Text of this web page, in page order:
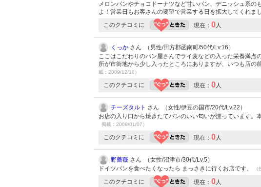
メロンパンやチョコドーナツなど甘いパン、デニッシュ系
よ！営業日もお客さんの要望で営業する日を拡大してくれま
このクチコミに 現在： 0人
くっか さん （男性/田方郡函南町/50代/Lv.16）
ここはこだわりのパン屋さんでライ麦などの入った栄養満
所が市街地から少し入ったところにありますが、いつも店の
載：2009/12/10）
このクチコミに 現在： 0人
チーズタルト さん （女性/伊豆の国市/20代/Lv.22）
お店の入り口から焼きたてパンのいい匂いが漂っています。
掲載：2009/01/07）
このクチコミに 現在： 0人
野薔薇 さん （女性/沼津市/30代/Lv.5）
ドイツパンを食べたくなったら まっさきに行くお店です。
このクチコミに 現在： 0人